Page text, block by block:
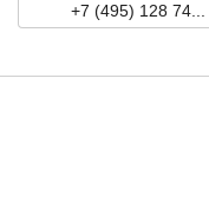
+7 (495) 128 74...